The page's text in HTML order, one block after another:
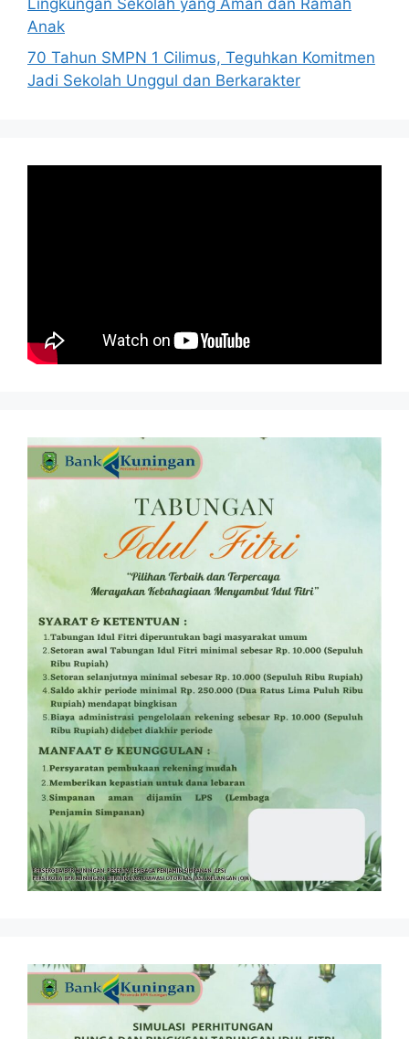
Lingkungan Sekolah yang Aman dan Ramah
Anak
70 Tahun SMPN 1 Cilimus, Teguhkan Komitmen
Jadi Sekolah Unggul dan Berkarakter